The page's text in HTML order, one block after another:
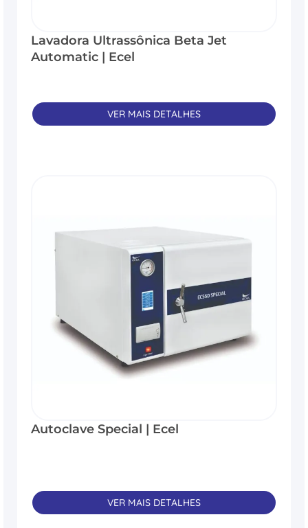
Lavadora Ultrassônica Beta Jet
Automatic | Ecel
VER MAIS DETALHES
Autoclave Special | Ecel
VER MAIS DETALHES